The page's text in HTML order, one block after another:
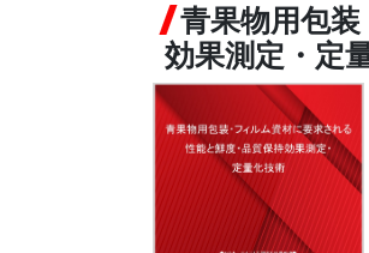
青果物用包装
効果測定・定